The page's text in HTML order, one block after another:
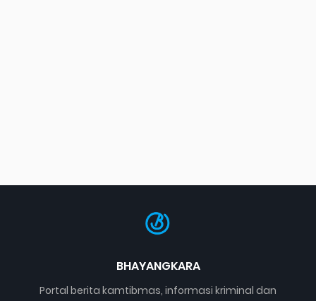
BHAYANGKARA
Portal berita kamtibmas, informasi kriminal dan